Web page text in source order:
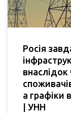
Росія
внаслідок
а графіки
| УНН